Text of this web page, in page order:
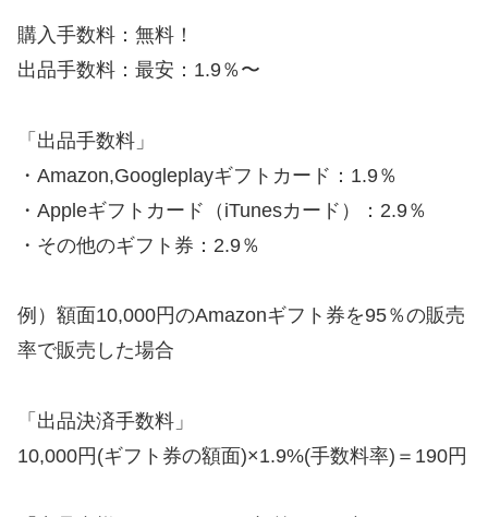
購入手数料：無料！
出品手数料：最安：1.9％〜
「出品手数料」
・Amazon,Googleplayギフトカード：1.9％
・Appleギフトカード（iTunesカード）：2.9％
・その他のギフト券：2.9％
例）額面10,000円のAmazonギフト券を95％の販売
率で販売した場合
「出品決済手数料」
10,000円(ギフト券の額面)×1.9%(手数料率)＝190円